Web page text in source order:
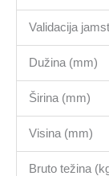
Validacija
Dužina (mm)
Širina (mm)
Visina (mm)
Bruto težina